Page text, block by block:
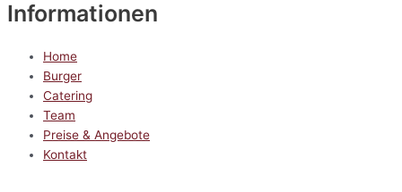
Informationen
Home
Burger
Catering
Team
Preise & Angebote
Kontakt